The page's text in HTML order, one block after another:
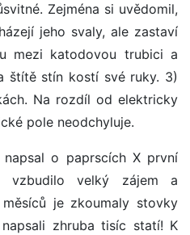
Zejména si uvědomil,
jeho svaly, ale zastaví
mezi katodovou trubici a
štítě stín kostí své ruky. 3)
Na rozdíl od elektricky
pole neodchyluje.
o paprscích X první
vzbudilo velký zájem a
je zkoumaly stovky
zhruba tisíc statí! K